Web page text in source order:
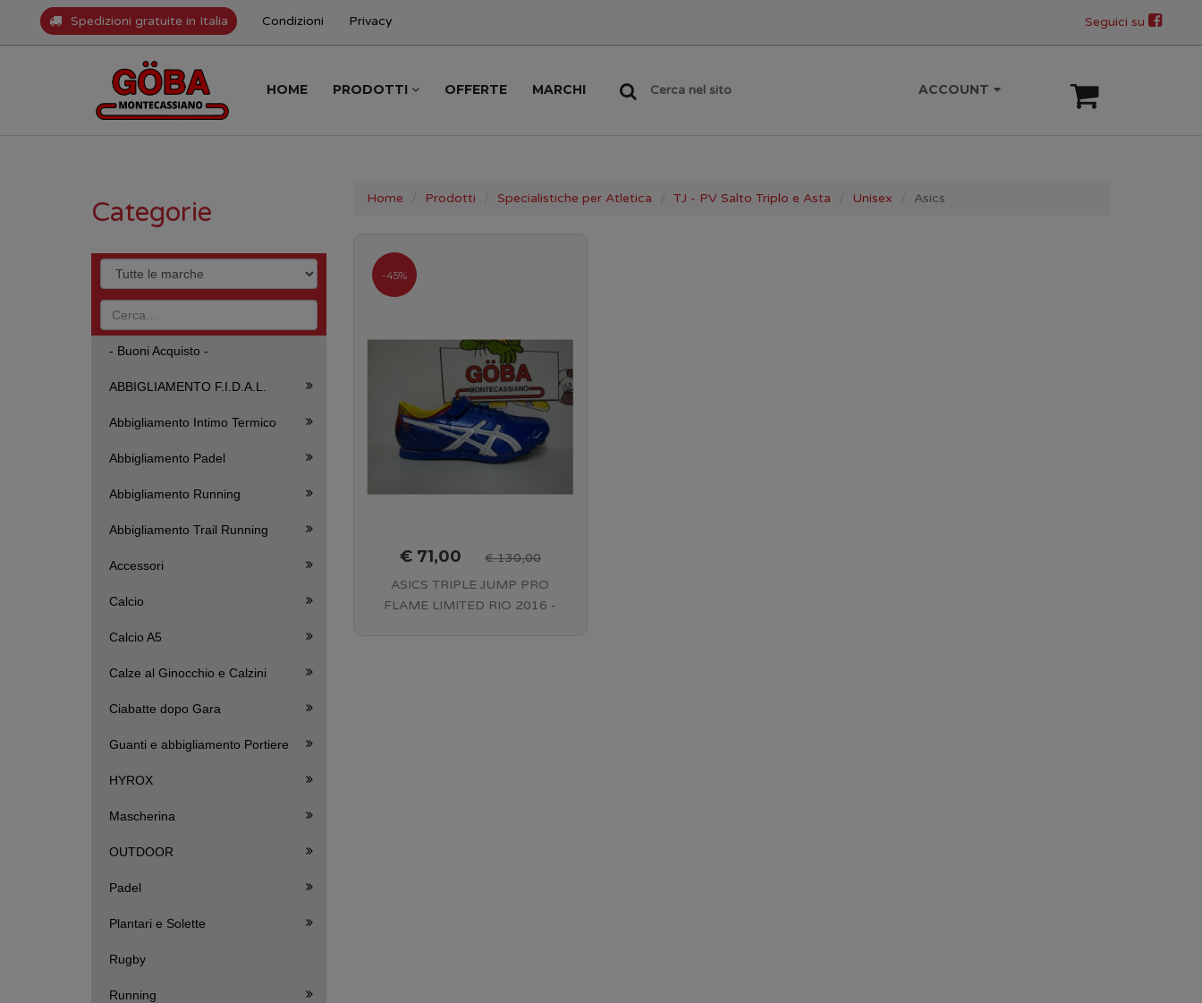
Spedizioni gratuite in Italia Condizioni Privacy Seguici su
HOME PRODOTTI OFFERTE MARCHI Cerca nel sito ACCOUNT
Home Prodotti Specialistiche per Atletica TJ - PV Salto Triplo e Asta Unisex Asics
-45%
€ 71,00
€ 130,00
ASICS TRIPLE JUMP PRO
FLAME LIMITED RIO 2016 -
Categorie
- Buoni Acquisto -
ABBIGLIAMENTO F.I.D.A.L.
Abbigliamento Intimo Termico
Abbigliamento Padel
Abbigliamento Running
Abbigliamento Trail Running
Accessori
Calcio
Calcio A5
Calze al Ginocchio e Calzini
Ciabatte dopo Gara
Guanti e abbigliamento Portiere
HYROX
Mascherina
OUTDOOR
Padel
Plantari e Solette
Rugby
Running